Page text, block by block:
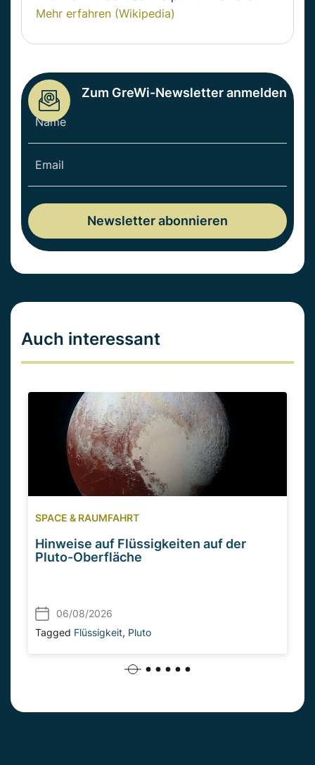
Mehr erfahren (Wikipedia)
Zum GreWi-Newsletter anmelden
Auch interessant
SPACE & RAUMFAHRT
Hinweise auf Flüssigkeiten auf der
Pluto-Oberfläche
06/08/2026
Tagged Flüssigkeit, Pluto